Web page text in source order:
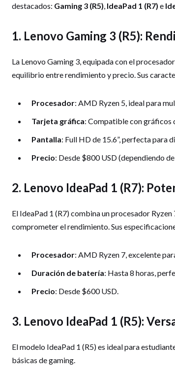
destacados: Gaming 3 (R5), IdeaPad 1 (R7) e
1. Lenovo Gaming 3 (R5):
La Lenovo Gaming 3, equipada con el
equilibrio entre rendimiento y precio. Sus
Procesador: AMD Ryzen 5, ideal para
Tarjeta gráfica: Compatible con gráficos
Pantalla: Full HD de 15.6”, perfecta para
Precio: Desde $800 USD (dependiendo
2. Lenovo IdeaPad 1 (R7):
El IdeaPad 1 (R7) combina un procesador
comprometer el rendimiento. Sus
Procesador: AMD Ryzen 7, excelente
Duración de batería: Hasta 8 horas,
Precio: Desde $600 USD.
3. Lenovo IdeaPad 1 (R5):
El modelo IdeaPad 1 (R5) es ideal para
básicas de gaming.